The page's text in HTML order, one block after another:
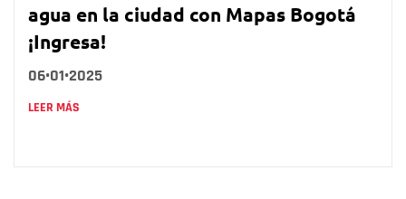
agua en la ciudad con Mapas Bogotá
¡Ingresa!
06•01•2025
LEER MÁS